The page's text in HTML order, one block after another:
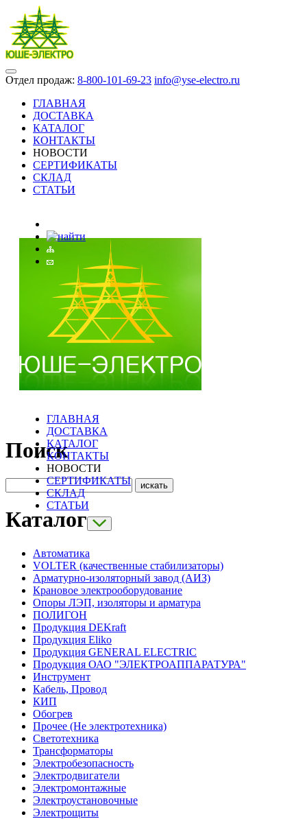
Отдел продаж: 8-800-101-69-23 info@yse-electro.ru
ГЛАВНАЯ
ДОСТАВКА
КАТАЛОГ
КОНТАКТЫ
НОВОСТИ
СЕРТИФИКАТЫ
СКЛАД
СТАТЬИ
ГЛАВНАЯ
ДОСТАВКА
КАТАЛОГ
КОНТАКТЫ
НОВОСТИ
СЕРТИФИКАТЫ
СКЛАД
СТАТЬИ
Поиск
Каталог
Автоматика
VOLTER (качественные стабилизаторы)
Арматурно-изоляторный завод (АИЗ)
Крановое электрооборудование
Опоры ЛЭП, изоляторы и арматура
ПОЛИГОН
Продукция DEKraft
Продукция Eliko
Продукция GENERAL ELECTRIC
Продукция ОАО "ЭЛЕКТРОАППАРАТУРА"
Инструмент
Кабель, Провод
КИП
Обогрев
Прочее (Не электротехника)
Светотехника
Трансформаторы
Электробезопасность
Электродвигатели
Электромонтажные
Электроустановочные
Электрощиты